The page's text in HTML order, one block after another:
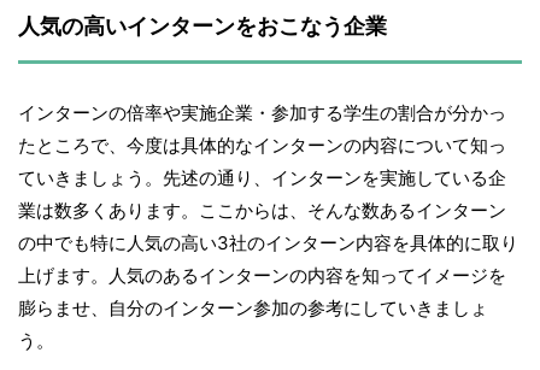
人気の高いインターンをおこなう企業
インターンの倍率や実施企業・参加する学生の割合が分かっ
たところで、今度は具体的なインターンの内容について知っ
ていきましょう。先述の通り、インターンを実施している企
業は数多くあります。ここからは、そんな数あるインターン
の中でも特に人気の高い3社のインターン内容を具体的に取り
上げます。人気のあるインターンの内容を知ってイメージを
膨らませ、自分のインターン参加の参考にしていきましょ
う。